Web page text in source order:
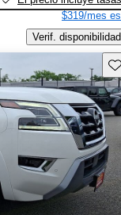
$319/mes
Verif. disponibilidad